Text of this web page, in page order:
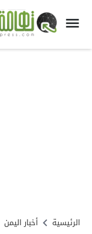
الرئيسية أخبار اليمن